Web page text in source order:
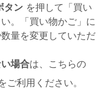
タン を押して「買い
。「買い物かご」に
量を変更していただ
場合は、こちらの
ご利用ください。